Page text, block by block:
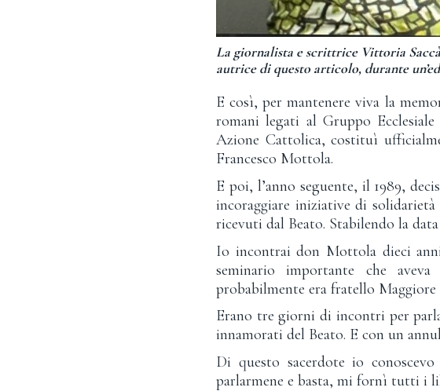
La giornalista e scrittrice Vittoria
autrice di questo articolo, durante
E così, per mantenere viva la
romani legati al Gruppo
Azione Cattolica, costituì
Francesco Mottola.
E poi, l’anno seguente, il 1989,
incoraggiare iniziative di
ricevuti dal Beato. Stabilendo la
Io incontrai don Mottola dieci
seminario importante che
probabilmente era fratello
Erano tre giorni di incontri per
innamorati del Beato. E con un
Di questo sacerdote io
parlarmene e basta, mi fornì tutti i